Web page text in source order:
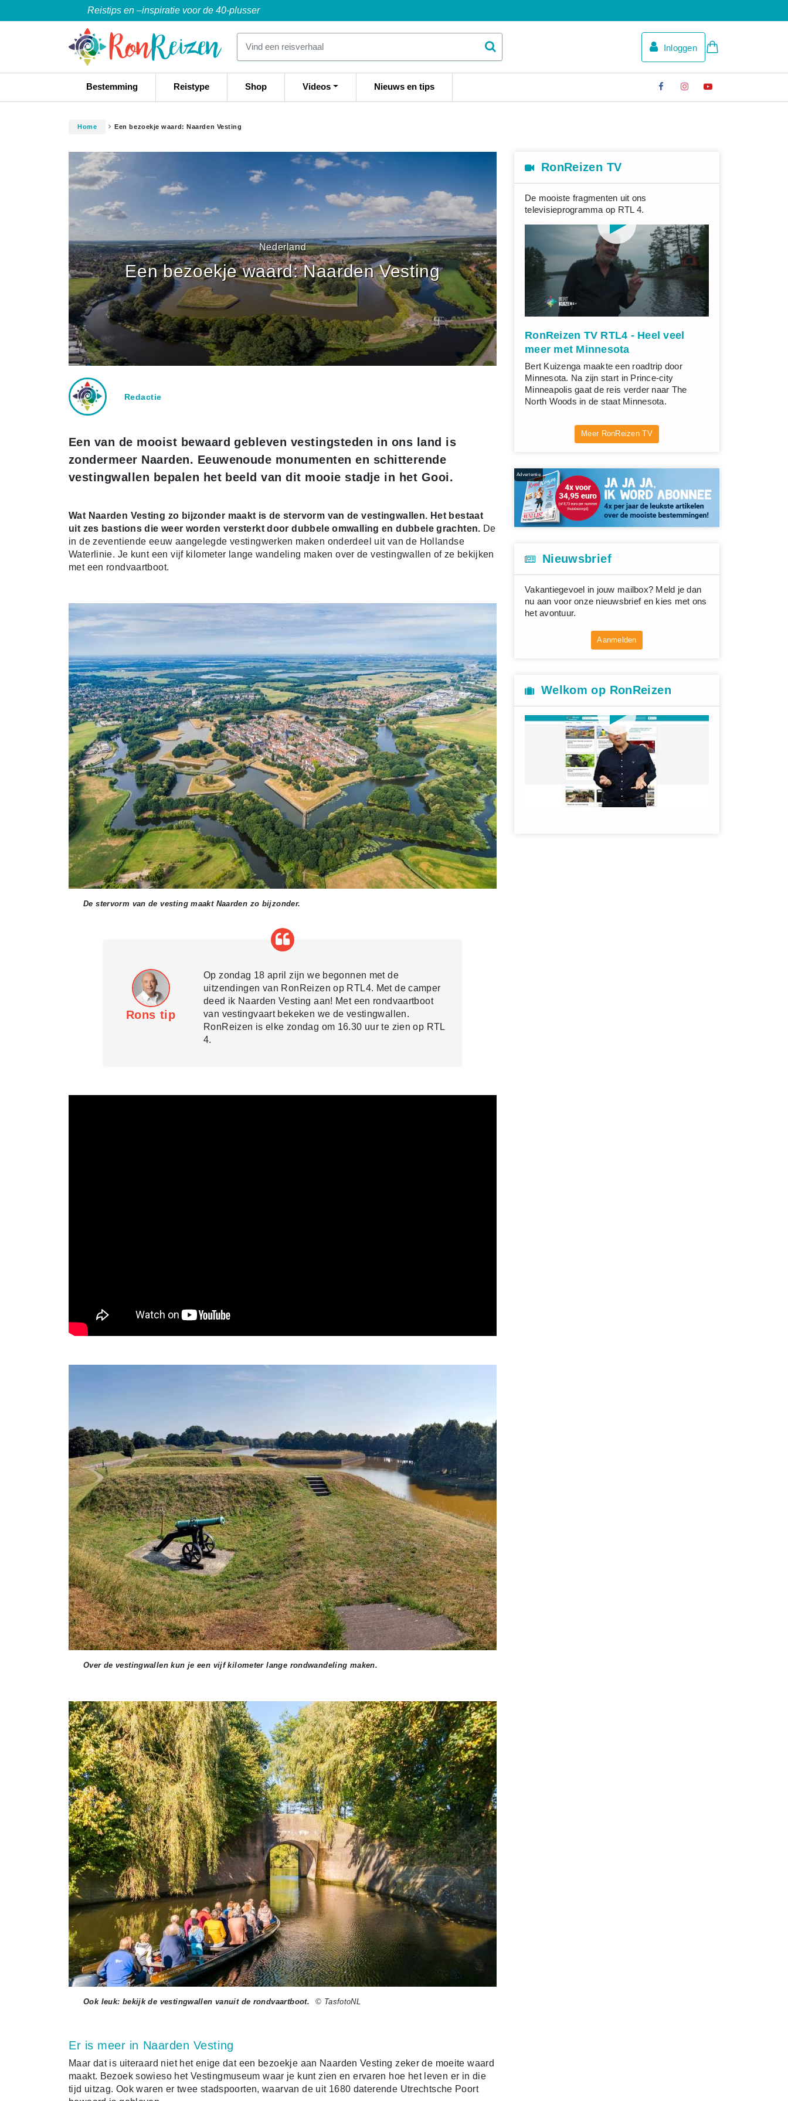
Reistips en –inspiratie voor de 40-plusser
Inloggen
Bestemming Reistype Shop Videos Nieuws en tips
Home Een bezoekje waard: Naarden Vesting
Nederland
Een bezoekje waard: Naarden Vesting
Redactie
Een van de mooist bewaard gebleven vestingsteden in ons land is
zondermeer Naarden. Eeuwenoude monumenten en schitterende
vestingwallen bepalen het beeld van dit mooie stadje in het Gooi.
Wat Naarden Vesting zo bijzonder maakt is de stervorm van de vestingwallen. Het bestaat
uit zes bastions die weer worden versterkt door dubbele omwalling en dubbele grachten. De
in de zeventiende eeuw aangelegde vestingwerken maken onderdeel uit van de Hollandse
Waterlinie. Je kunt een vijf kilometer lange wandeling maken over de vestingwallen of ze bekijken
met een rondvaartboot.
De stervorm van de vesting maakt Naarden zo bijzonder.
Rons tip
Op zondag 18 april zijn we begonnen met de
uitzendingen van RonReizen op RTL4. Met de camper
deed ik Naarden Vesting aan! Met een rondvaartboot
van vestingvaart bekeken we de vestingwallen.
RonReizen is elke zondag om 16.30 uur te zien op RTL
4.
Over de vestingwallen kun je een vijf kilometer lange rondwandeling maken.
Ook leuk: bekijk de vestingwallen vanuit de rondvaartboot. © TasfotoNL
Er is meer in Naarden Vesting
Maar dat is uiteraard niet het enige dat een bezoekje aan Naarden Vesting zeker de moeite waard
maakt. Bezoek sowieso het Vestingmuseum waar je kunt zien en ervaren hoe het leven er in die
tijd uitzag. Ook waren er twee stadspoorten, waarvan de uit 1680 daterende Utrechtsche Poort
RonReizen TV
De mooiste fragmenten uit ons
televisieprogramma op RTL 4.
RonReizen TV RTL4 - Heel veel
meer met Minnesota
Bert Kuizenga maakte een roadtrip door
Minnesota. Na zijn start in Prince-city
Minneapolis gaat de reis verder naar The
North Woods in de staat Minnesota.
Meer RonReizen TV
Advertentie
Nieuwsbrief
Vakantiegevoel in jouw mailbox? Meld je dan
nu aan voor onze nieuwsbrief en kies met ons
het avontuur.
Aanmelden
Welkom op RonReizen